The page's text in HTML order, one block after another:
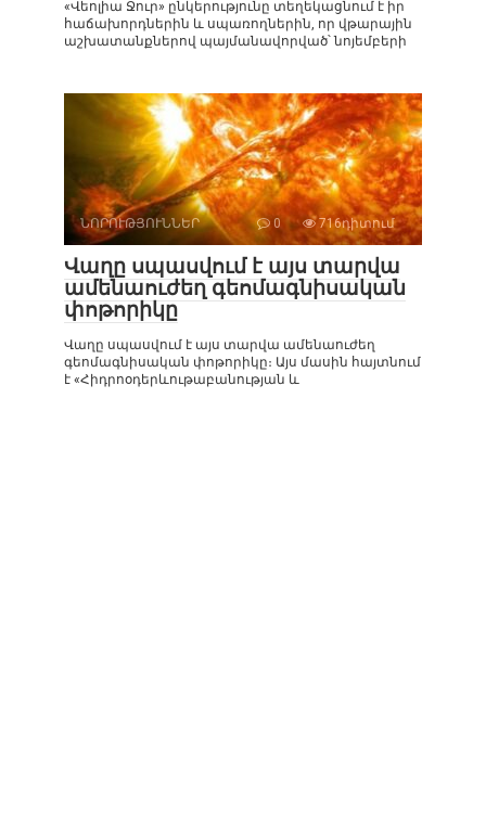
«Վեոլիա Ջուր» ընկերությունը տեղեկացնում է իր
հաճախորդներին և սպառողներին, որ վթարային
աշխատանքներով պայմանավորված՝ նոյեմբերի
ՆՈՐՈՒԹՅՈՒՆՆԵՐ 0 716դիտում
Վաղը սպասվում է այս տարվա
ամենաուժեղ գեոմագնիսական
փոթորիկը
Վաղը սպասվում է այս տարվա ամենաուժեղ
գեոմագնիսական փոթորիկը։ Այս մասին հայտնում
է «Հիդրոօդերևութաբանության և